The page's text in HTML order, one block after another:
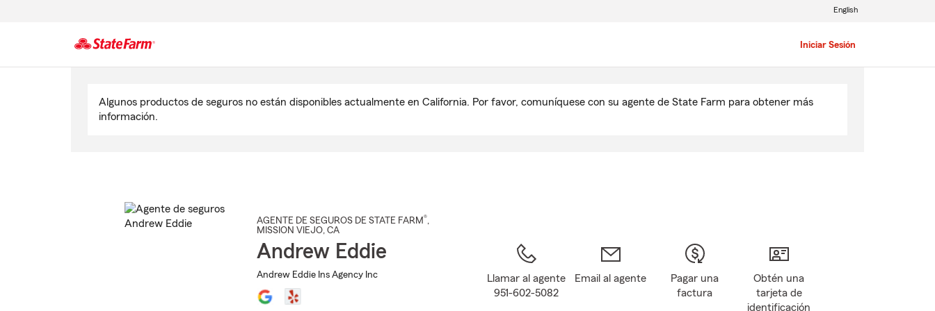
Iniciar Sesión
English
Algunos productos de seguros no están disponibles actualmente en California. Por favor, comuníquese con su agente de State Farm para obtener más
información.
AGENTE DE SEGUROS DE STATE FARM®,
MISSION VIEJO, CA
Andrew Eddie
Andrew Eddie Ins Agency Inc
Llamar al agente
951-602-5082
Email al agente
Pagar una
factura
Obtén una
tarjeta de
identificación